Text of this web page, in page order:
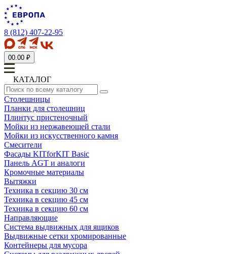
8 (812) 407-22-95
00.00 ₽
КАТАЛОГ
Столешницы
Планки для столешниц
Плинтус пристеночный
Мойки из нержавеющей стали
Мойки из искусственного камня
Смесители
Фасады KITforKIT Basic
Панель AGT и аналоги
Кромочные материалы
Вытяжки
Техника в секцию 30 см
Техника в секцию 45 см
Техника в секцию 60 см
Направляющие
Система выдвижных для ящиков
Выдвижные сетки хромированные
Контейнеры для мусора